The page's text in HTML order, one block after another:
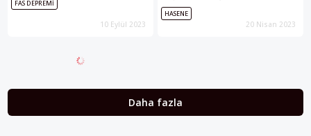
FAS DEPREMI
10 Eylül 2023
Müslümanların zekâtına muhtaç
olduklarını açıkladı.
HASENE
20 Nisan 2023
Daha fazla